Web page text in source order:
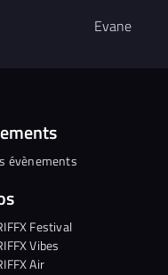
Evane
évènements
Festival
Vibes
Air